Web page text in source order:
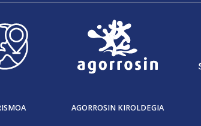
AGORROSIN KIROLDEGIA